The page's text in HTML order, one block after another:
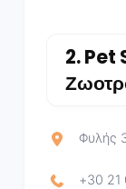
2.Pet
Φυλής
+30 21